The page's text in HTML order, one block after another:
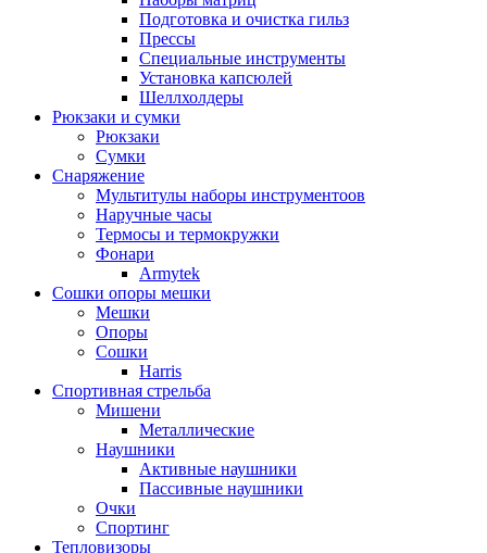
Подготовка и очистка гильз
Прессы
Специальные инструменты
Установка капсюлей
Шеллхолдеры
Рюкзаки и сумки
Рюкзаки
Сумки
Снаряжение
Мультитулы наборы инструментоов
Наручные часы
Термосы и термокружки
Фонари
Armytek
Сошки опоры мешки
Мешки
Опоры
Сошки
Harris
Спортивная стрельба
Мишени
Металлические
Наушники
Активные наушники
Пассивные наушники
Очки
Спортинг
Тепловизоры